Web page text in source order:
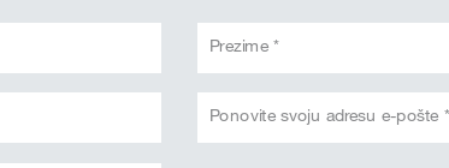
Prezime *
Ponovite svoju adresu e-pošte